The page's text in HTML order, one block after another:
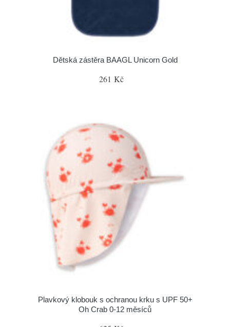
Dětská zástěra BAAGL Unicorn Gold
261 Kč
Plavkový klobouk s ochranou krku s UPF 50+
Oh Crab 0-12 měsíců